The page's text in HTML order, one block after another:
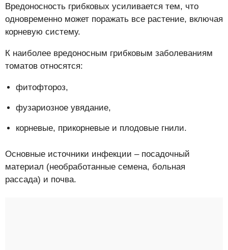
Вредоносность грибковых усиливается тем, что
одновременно может поражать все растение, включая
корневую систему.
К наиболее вредоносным грибковым заболеваниям
томатов относятся:
фитофтороз,
фузариозное увядание,
корневые, прикорневые и плодовые гнили.
Основные источники инфекции – посадочный
материал (необработанные семена, больная
рассада) и почва.